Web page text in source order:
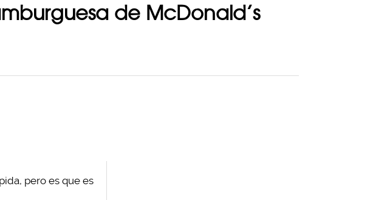
de McDonald’s
pero es que es